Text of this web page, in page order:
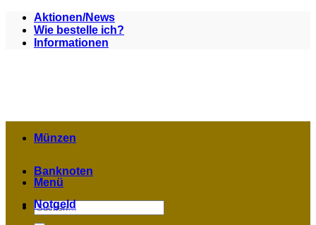
Zum
Inhalt
springen
Aktionen/News
Wie bestelle ich?
Informationen
Menü
Suchen
nach:
Münzen
Banknoten
Notgeld